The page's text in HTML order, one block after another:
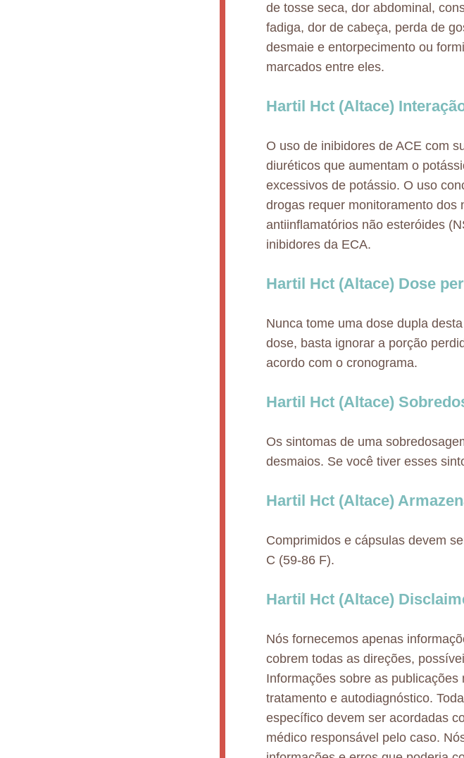
de tosse seca, dor abdominal,
fadiga, dor de cabeça, perda de
desmaie e entorpecimento ou
marcados entre eles.
Hartil Hct (Altace)
O uso de inibidores de ACE com
diuréticos que aumentam o
excessivos de potássio. O uso
drogas requer monitoramento dos
antiinflamatórios não esteróides
inibidores da ECA.
Hartil Hct (Altace) Dose
Nunca tome uma dose dupla
dose, basta ignorar a porção
acordo com o cronograma.
Hartil Hct (Altace)
Os sintomas de uma
desmaios. Se você tiver esses
Hartil Hct (Altace)
Comprimidos e cápsulas devem
C (59-86 F).
Hartil Hct (Altace)
Nós fornecemos apenas
cobrem todas as direções,
Informações sobre as
tratamento e autodiagnóstico.
específico devem ser acordadas
médico responsável pelo caso.